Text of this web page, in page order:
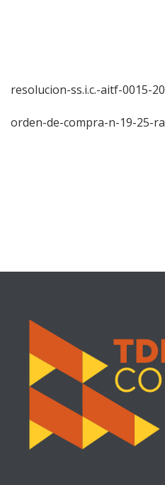
resolucion-ss.i.c.-aitf-0015-
orden-de-compra-n-19-25-